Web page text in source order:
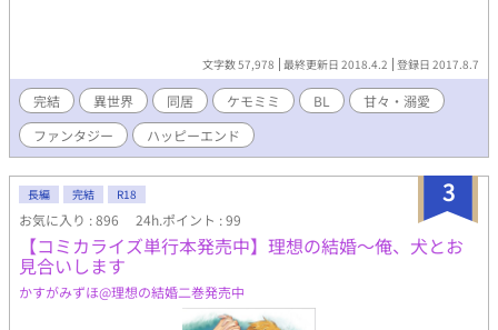
文字数 57,978 最終更新日 2018.4.2 登録日 2017.8.7
完結 異世界 同居 ケモミミ BL
甘々・溺愛
ファンタジー
ハッピーエンド
3
長編 完結 R18
お気に入り : 896 24h.ポイント : 99
【コミカライズ単行本発売中】理想の結婚～俺、犬とお
見合いします
かすがみずほ@理想の結婚二巻発売中